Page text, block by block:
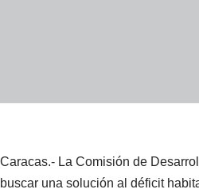
Caracas.- La Comisión de
buscar una solución al déficit